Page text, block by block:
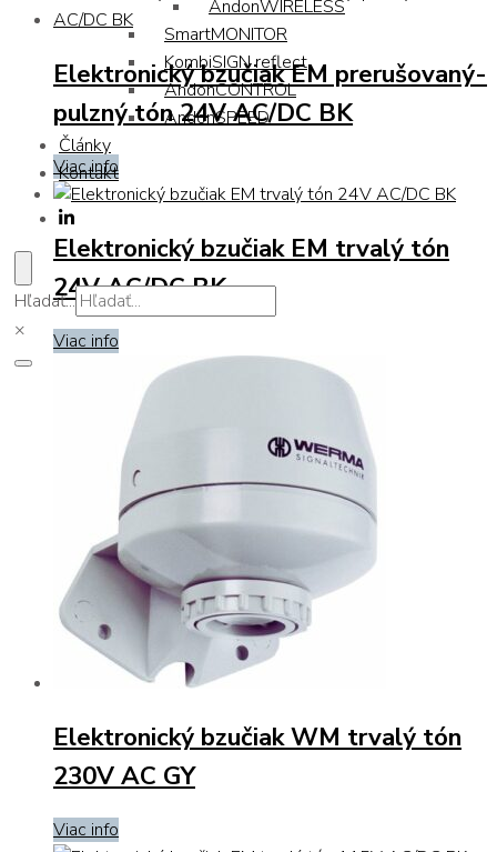
AndonWIRELESS
SmartMONITOR
KombiSIGN reflect
AndonCONTROL
AndonSPEED
Články
Kontakt
Hľadať...
×
Elektronický bzučiak EM prerušovaný-
pulzný tón 24V AC/DC BK
Viac info
Elektronický bzučiak EM trvalý tón
24V AC/DC BK
Viac info
Elektronický bzučiak WM trvalý tón
230V AC GY
Viac info